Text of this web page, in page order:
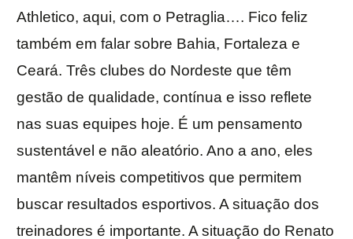
Athletico, aqui, com o Petraglia…. Fico feliz
também em falar sobre Bahia, Fortaleza e
Ceará. Três clubes do Nordeste que têm
gestão de qualidade, contínua e isso reflete
nas suas equipes hoje. É um pensamento
sustentável e não aleatório. Ano a ano, eles
mantêm níveis competitivos que permitem
buscar resultados esportivos. A situação dos
treinadores é importante. A situação do Renato